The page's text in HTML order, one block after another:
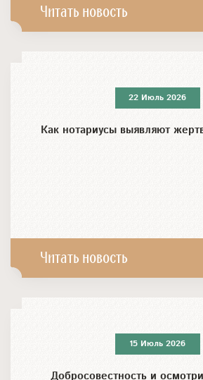
Читать новость
22 Июль 2026
Как нотариусы выявляют
Читать новость
15 Июль 2026
Добросовестность и